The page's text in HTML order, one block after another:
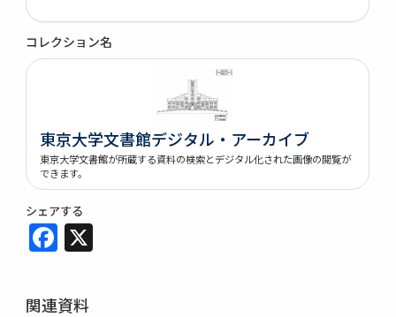
コレクション名
東京大学文書館デジタル・アーカイブ
東京大学文書館が所蔵する資料の検索とデジタル化された画像の閲覧が
できます。
シェアする
Facebook
関連資料